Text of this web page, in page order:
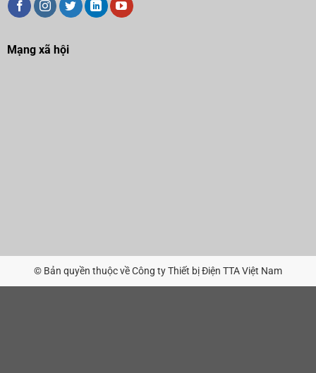
Mạng xã hội
© Bản quyền thuộc về Công ty Thiết bị Điện TTA Việt Nam